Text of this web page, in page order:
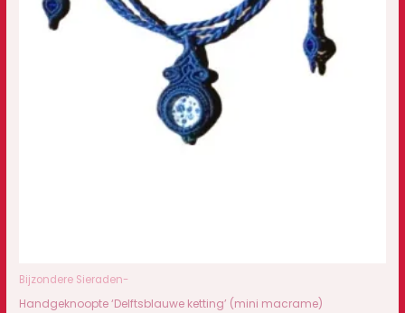
Bijzondere Sieraden-
Handgeknoopte ‘Delftsblauwe ketting’ (mini macrame)